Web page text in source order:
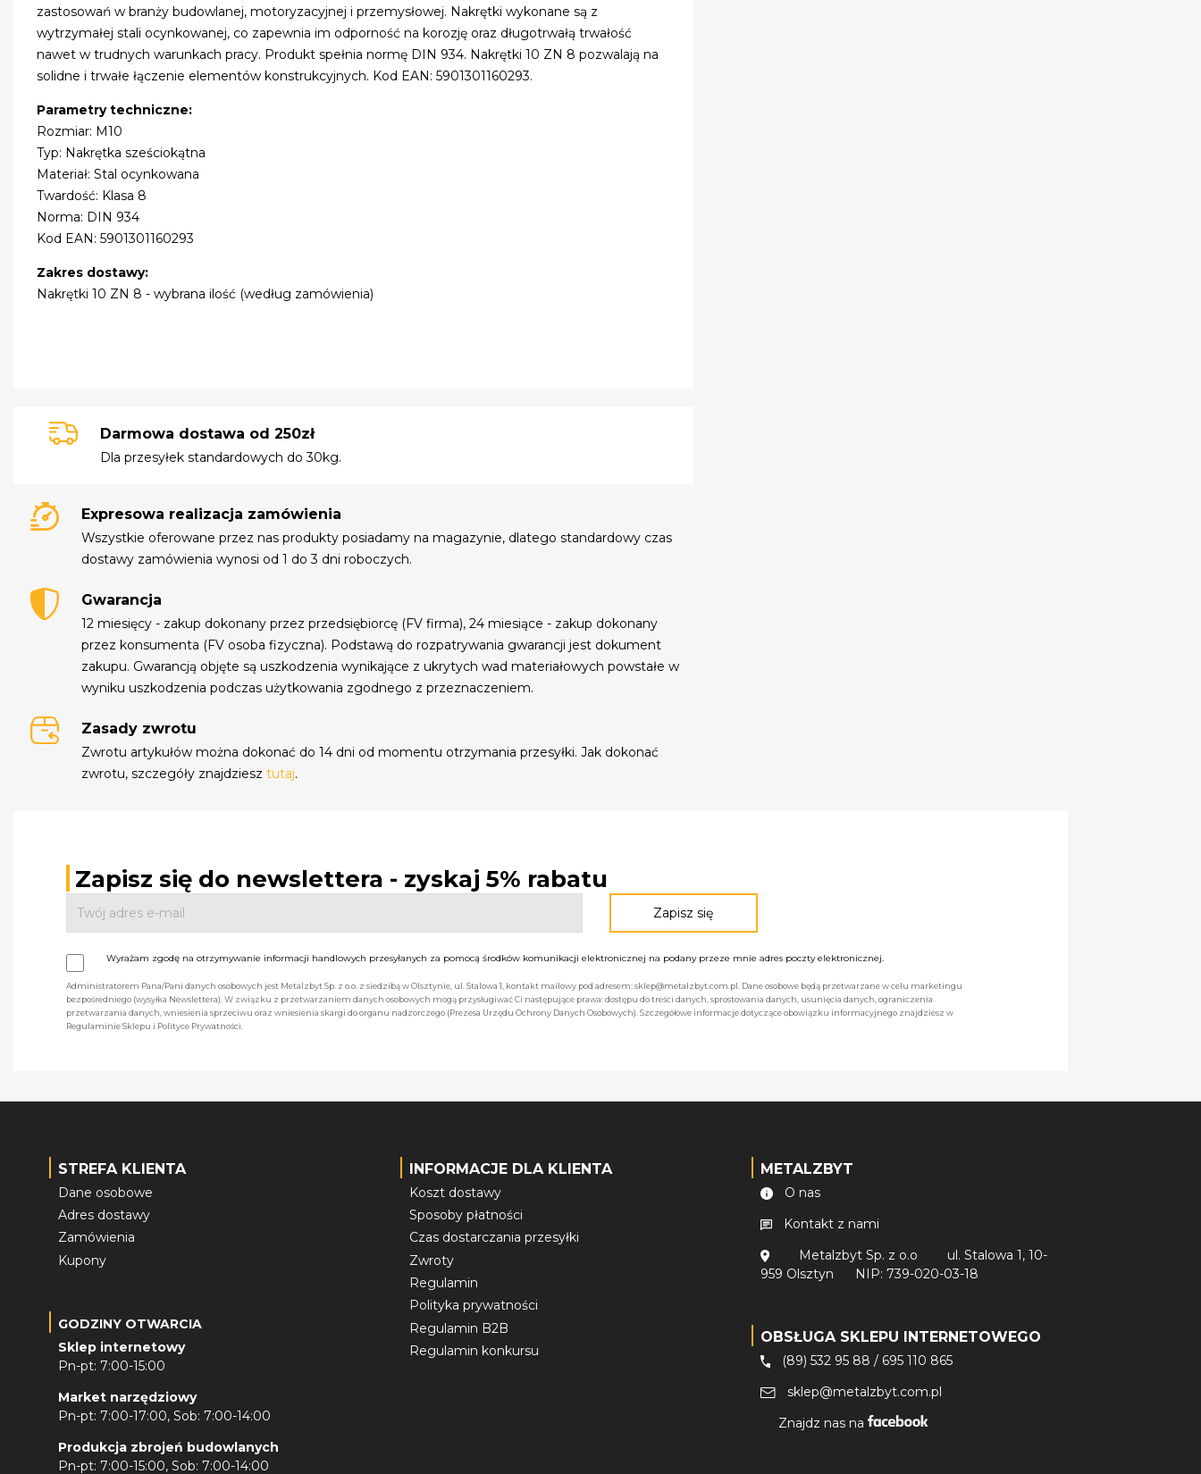
zastosowań w branży budowlanej, motoryzacyjnej i przemysłowej. Nakrętki wykonane są z
wytrzymałej stali ocynkowanej, co zapewnia im odporność na korozję oraz długotrwałą trwałość
nawet w trudnych warunkach pracy. Produkt spełnia normę DIN 934. Nakrętki 10 ZN 8 pozwalają na
solidne i trwałe łączenie elementów konstrukcyjnych. Kod EAN: 5901301160293.
Parametry techniczne:
Rozmiar: M10
Typ: Nakrętka sześciokątna
Materiał: Stal ocynkowana
Twardość: Klasa 8
Norma: DIN 934
Kod EAN: 5901301160293
Zakres dostawy:
Nakrętki 10 ZN 8 - wybrana ilość (według zamówienia)
Darmowa dostawa od 250zł
Dla przesyłek standardowych do 30kg.
Expresowa realizacja zamówienia
Wszystkie oferowane przez nas produkty posiadamy na magazynie, dlatego standardowy czas
dostawy zamówienia wynosi od 1 do 3 dni roboczych.
Gwarancja
12 miesięcy - zakup dokonany przez przedsiębiorcę (FV firma), 24 miesiące - zakup dokonany
przez konsumenta (FV osoba fizyczna). Podstawą do rozpatrywania gwarancji jest dokument
zakupu. Gwarancją objęte są uszkodzenia wynikające z ukrytych wad materiałowych powstałe w
wyniku uszkodzenia podczas użytkowania zgodnego z przeznaczeniem.
Zasady zwrotu
Zwrotu artykułów można dokonać do 14 dni od momentu otrzymania przesyłki. Jak dokonać
zwrotu, szczegóły znajdziesztutaj.
Zapisz się do newslettera - zyskaj 5% rabatu
Wyrażam zgodę na otrzymywanie informacji handlowych przesyłanych za pomocą środków komunikacji elektronicznej na podany przeze mnie adres poczty elektronicznej.
Administratorem Pana/Pani danych osobowych jest Metalzbyt Sp. z o.o. z siedzibą w Olsztynie, ul. Stalowa 1, kontakt mailowy pod adresem: sklep@metalzbyt.com.pl. Dane osobowe będą przetwarzane w celu marketingu
bezpośredniego (wysyłka Newslettera). W związku z przetwarzaniem danych osobowych mogą przysługiwać Ci następujące prawa: dostępu do treści danych, sprostowania danych, usunięcia danych, ograniczenia
przetwarzania danych, wniesienia sprzeciwu oraz wniesienia skargi do organu nadzorczego (Prezesa Urzędu Ochrony Danych Osobowych). Szczegółowe informacje dotyczące obowiązku informacyjnego znajdziesz w
Regulaminie Sklepu i Polityce Prywatności.
STREFA KLIENTA
Dane osobowe
Adres dostawy
Zamówienia
Kupony
GODZINY OTWARCIA
Sklep internetowy
Pn-pt: 7:00-15:00
Market narzędziowy
Pn-pt: 7:00-17:00, Sob: 7:00-14:00
Produkcja zbrojeń budowlanych
Pn-pt: 7:00-15:00, Sob: 7:00-14:00
INFORMACJE DLA KLIENTA
Koszt dostawy
Sposoby płatności
Czas dostarczania przesyłki
Zwroty
Regulamin
Polityka prywatności
Regulamin B2B
Regulamin konkursu
METALZBYT
O nas
Kontakt z nami
Metalzbyt Sp. z o.o
ul. Stalowa 1, 10-
959 Olsztyn
NIP: 739-020-03-18
OBSŁUGA SKLEPU INTERNETOWEGO
(89) 532 95 88 / 695 110 865
sklep@metalzbyt.com.pl
Znajdz nas na